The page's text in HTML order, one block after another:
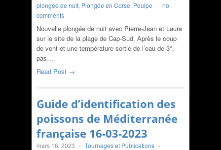
plongée de nuit, Plongée en Corse, Poulpe - no
comments
Nouvelle plongée de nuit avec Pierre-Jean et Laure
sur le site de la plage de Cap-Sud. Après le coup
de vent et une température sortie de l’eau de 3°,
pas…
Read Post →
Guide d’identification des
poissons de Méditerranée
française 16-03-2023
mars 16, 2023 - Tournages et Publications -